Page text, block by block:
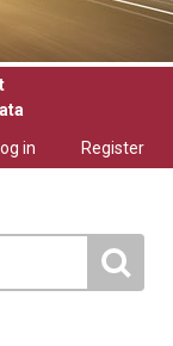
Log in
Register